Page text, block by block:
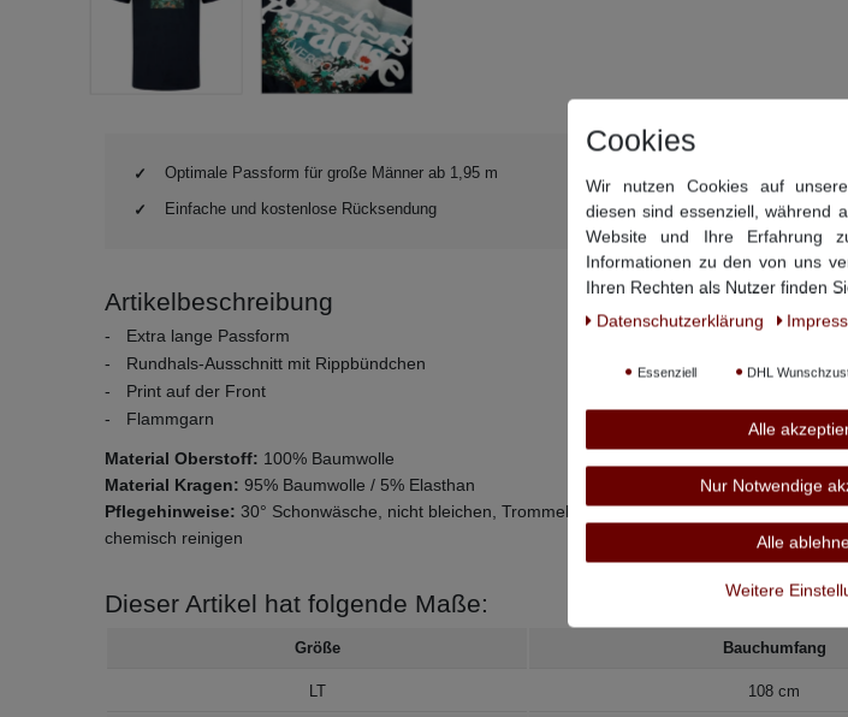
Optimale Passform für große Männer ab 1,95 m
Einfache und kostenlose Rücksendung
DHL-Retourenaufkleber schon
Artikelbeschreibung
Extra lange Passform
Rundhals-Ausschnitt mit Rippbündchen
Print auf der Front
Flammgarn
Material Oberstoff: 100% Baumwolle
Material Kragen: 95% Baumwolle / 5% Elasthan
Pflegehinweise: 30° Schonwäsche, nicht bleichen, Trommeltrocknen bei niedriger Temperatur,
chemisch reinigen
Dieser Artikel hat folgende Maße:
Größe Bauchumfang
LT 108 cm
Cookies
Wir nutzen Cookies auf
diesen sind essenziell, während
Website und Ihre Erfahrung
Informationen zu den von uns
Ihren Rechten als Nutzer finden
Daten­schutz­erklärung
Essenziell DHL
Alle
Nur Notwendige
Alle
Weitere